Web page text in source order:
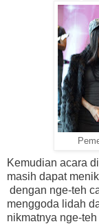
Kemudian acara
masih dapat
dengan nge-teh
menggoda lidah
nikmatnya nge-